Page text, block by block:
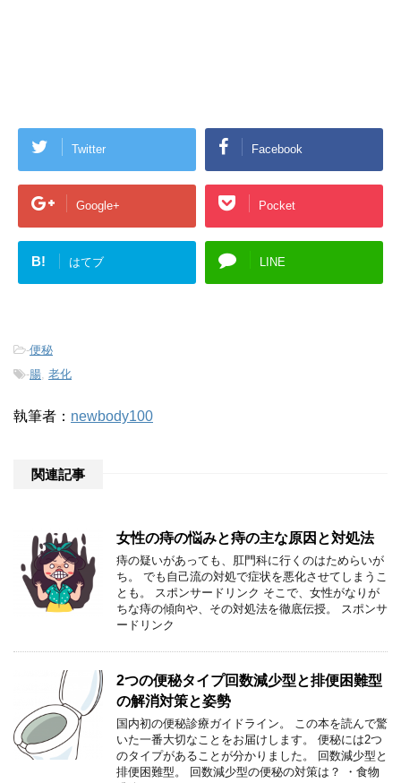
Twitter Facebook
Google+ Pocket
B! はてブ LINE
-便秘
-腸 老化
執筆者： newbody100
関連記事
女性の痔の悩みと痔の主な原因と対処法
痔の疑いがあっても、肛門科に行くのはためらいが
ち。 でも自己流の対処で症状を悪化させてしまうこ
とも。 スポンサードリンク そこで、女性がなりが
ちな痔の傾向や、その対処法を徹底伝授。 スポンサ
ードリンク
2つの便秘タイプ回数減少型と排便困難型
の解消対策と姿勢
国内初の便秘診療ガイドライン。 この本を読んで驚
いた一番大切なことをお届けします。 便秘には2つ
のタイプがあることが分かりました。 回数減少型と
排便困難型。 回数減少型の便秘の対策は？ ・食物